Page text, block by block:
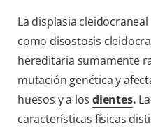
La displasia
como disostosis
hereditaria sumamente
mutación genética y
huesos y a losdientes.
características físicas